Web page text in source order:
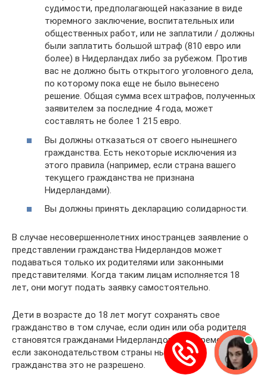
судимости, предполагающей наказание в виде
тюремного заключение, воспитательных или
общественных работ, или не заплатили / должны
были заплатить большой штраф (810 евро или
более) в Нидерландах либо за рубежом. Против
вас не должно быть открытого уголовного дела,
по которому пока еще не было вынесено
решение. Общая сумма всех штрафов, полученных
заявителем за последние 4 года, может
составлять не более 1 215 евро.
Вы должны отказаться от своего нынешнего
гражданства. Есть некоторые исключения из
этого правила (например, если страна вашего
текущего гражданства не признана
Нидерландами).
Вы должны принять декларацию солидарности.
В случае несовершеннолетних иностранцев заявление о
представлении гражданства Нидерландов может
подаваться только их родителями или законными
представителями. Когда таким лицам исполняется 18
лет, они могут подать заявку самостоятельно.
Дети в возрасте до 18 лет могут сохранять свое
гражданство в том случае, если один или оба родителя
становятся гражданами Нидерландов одновременно, и
если законодательством страны нынешнего
гражданства это не разрешено.